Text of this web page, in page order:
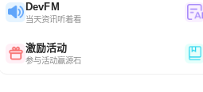
DevFM
当天资讯听着看
激励活动
参与活动赢源石